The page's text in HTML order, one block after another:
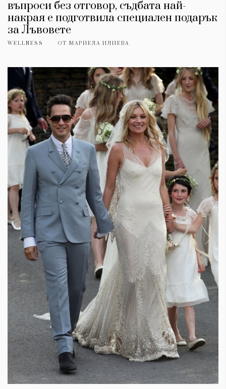
въпроси без отговор, съдбата най-
накрая е подготвила специален подарък
за Лъвовете
WELLNESS ОТ МАРИЕЛА ИЛИЕВА